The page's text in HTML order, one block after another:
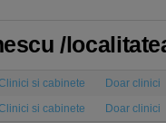
/
si cabinete Doar clinici
si cabinete Doar clinici